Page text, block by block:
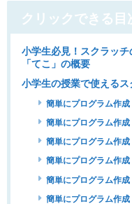
クリックできる目
小学生必見！スクラッ
「てこ」の概要
小学生の授業で使える
簡単にプログラム作成
簡単にプログラム作成
簡単にプログラム作
簡単にプログラム作成
簡単にプログラム作成
簡単にプログラム作成